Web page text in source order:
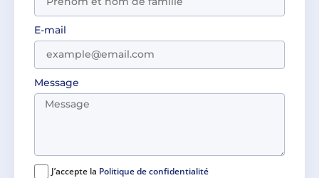
E-mail
Message
J’accepte la Politique de confidentialité